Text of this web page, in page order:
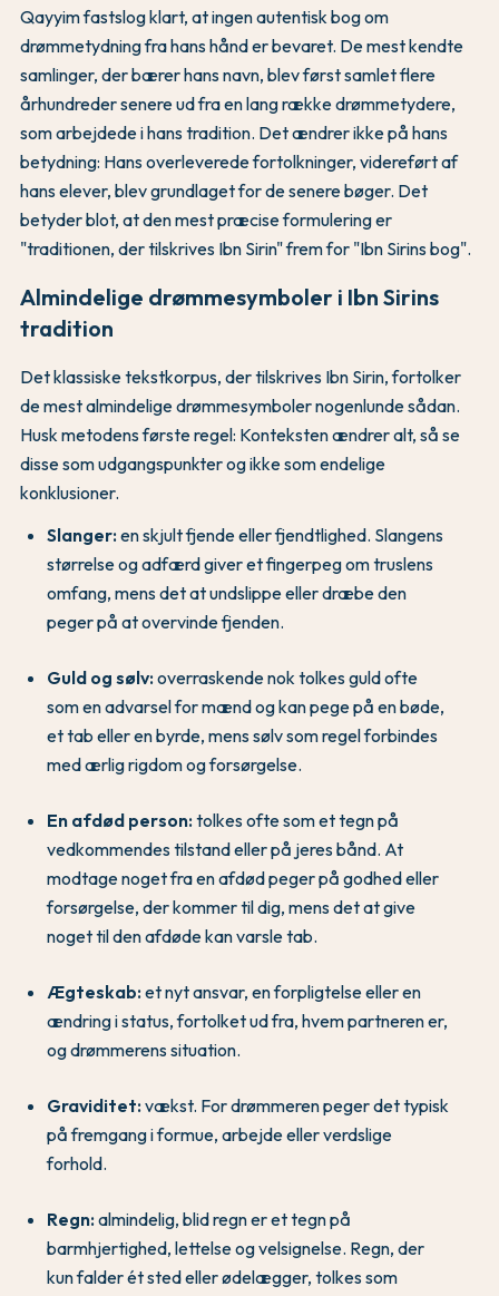
Qayyim fastslog klart, at ingen autentisk bog om
drømmetydning fra hans hånd er bevaret. De mest kendte
samlinger, der bærer hans navn, blev først samlet flere
århundreder senere ud fra en lang række drømmetydere,
som arbejdede i hans tradition. Det ændrer ikke på hans
betydning: Hans overleverede fortolkninger, videreført af
hans elever, blev grundlaget for de senere bøger. Det
betyder blot, at den mest præcise formulering er
"traditionen, der tilskrives Ibn Sirin" frem for "Ibn Sirins bog".
Almindelige drømmesymboler i Ibn Sirins
tradition
Det klassiske tekstkorpus, der tilskrives Ibn Sirin, fortolker
de mest almindelige drømmesymboler nogenlunde sådan.
Husk metodens første regel: Konteksten ændrer alt, så se
disse som udgangspunkter og ikke som endelige
konklusioner.
Slanger:en skjult fjende eller fjendtlighed. Slangens
størrelse og adfærd giver et fingerpeg om truslens
omfang, mens det at undslippe eller dræbe den
peger på at overvinde fjenden.
Guld og sølv:overraskende nok tolkes guld ofte
som en advarsel for mænd og kan pege på en bøde,
et tab eller en byrde, mens sølv som regel forbindes
med ærlig rigdom og forsørgelse.
En afdød person:tolkes ofte som et tegn på
vedkommendes tilstand eller på jeres bånd. At
modtage noget fra en afdød peger på godhed eller
forsørgelse, der kommer til dig, mens det at give
noget til den afdøde kan varsle tab.
Ægteskab:et nyt ansvar, en forpligtelse eller en
ændring i status, fortolket ud fra, hvem partneren er,
og drømmerens situation.
Graviditet:vækst. For drømmeren peger det typisk
på fremgang i formue, arbejde eller verdslige
forhold.
Regn:almindelig, blid regn er et tegn på
barmhjertighed, lettelse og velsignelse. Regn, der
kun falder ét sted eller ødelægger, tolkes som